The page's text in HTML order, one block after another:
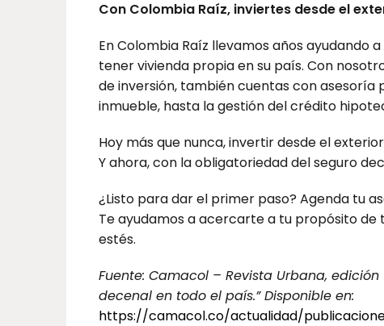
Con Colombia Raíz, inviertes desde el
En Colombia Raíz llevamos años ayudando
tener vivienda propia en su país. Con
de inversión, también cuentas con asesoría
inmueble, hasta la gestión del crédito
Hoy más que nunca, invertir desde el
Y ahora, con la obligatoriedad del seguro
¿Listo para dar el primer paso? Agenda tu
Te ayudamos a acercarte a tu propósito
estés.
Fuente: Camacol – Revista Urbana,
decenal en todo el país.” Disponible en:
https://camacol.co/actualidad/